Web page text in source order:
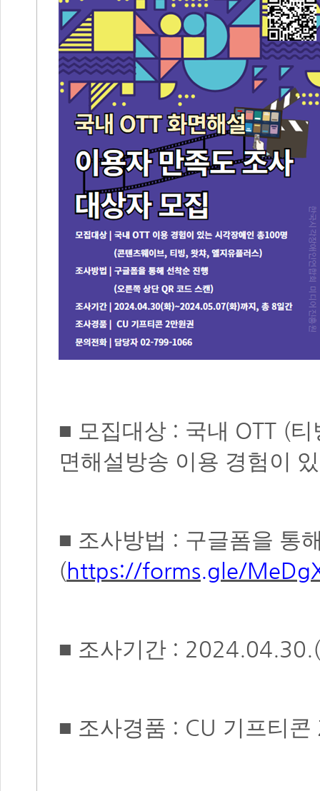
■ 모집대상 : 국내 OTT (티
면해설방송 이용 경험이
■ 조사방법 : 구글폼을 통
(https://forms.gle/
■ 조사기간 : 2024.04.30.(
■ 조사경품 : CU 기프티콘